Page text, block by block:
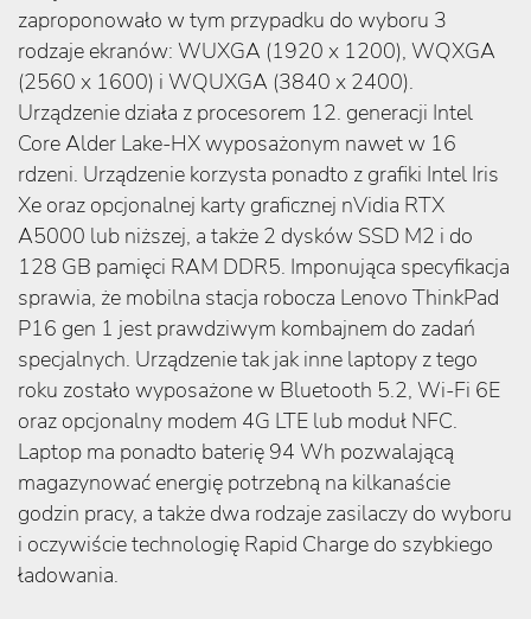
zaproponowało w tym przypadku do wyboru 3
rodzaje ekranów: WUXGA (1920 x 1200), WQXGA
(2560 x 1600) i WQUXGA (3840 x 2400).
Urządzenie działa z procesorem 12. generacji Intel
Core Alder Lake-HX wyposażonym nawet w 16
rdzeni. Urządzenie korzysta ponadto z grafiki Intel Iris
Xe oraz opcjonalnej karty graficznej nVidia RTX
A5000 lub niższej, a także 2 dysków SSD M2 i do
128 GB pamięci RAM DDR5. Imponująca specyfikacja
sprawia, że mobilna stacja robocza Lenovo ThinkPad
P16 gen 1 jest prawdziwym kombajnem do zadań
specjalnych. Urządzenie tak jak inne laptopy z tego
roku zostało wyposażone w Bluetooth 5.2, Wi-Fi 6E
oraz opcjonalny modem 4G LTE lub moduł NFC.
Laptop ma ponadto baterię 94 Wh pozwalającą
magazynować energię potrzebną na kilkanaście
godzin pracy, a także dwa rodzaje zasilaczy do wyboru
i oczywiście technologię Rapid Charge do szybkiego
ładowania.